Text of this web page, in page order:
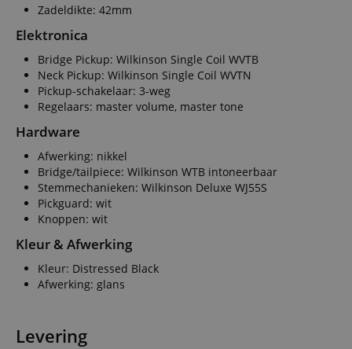
Zadeldikte: 42mm
Elektronica
Bridge Pickup: Wilkinson Single Coil WVTB
Neck Pickup: Wilkinson Single Coil WVTN
Pickup-schakelaar: 3-weg
Regelaars: master volume, master tone
Hardware
Afwerking: nikkel
Bridge/tailpiece: Wilkinson WTB intoneerbaar
Stemmechanieken: Wilkinson Deluxe WJ55S
Pickguard: wit
Knoppen: wit
Kleur & Afwerking
Kleur: Distressed Black
Afwerking: glans
Levering